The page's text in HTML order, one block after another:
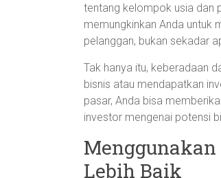
tentang kelompok usia dan
memungkinkan Anda untuk
pelanggan, bukan sekadar
Tak hanya itu, keberadaan
bisnis atau mendapatkan
pasar, Anda bisa
investor mengenai potensi
Lebih Baik